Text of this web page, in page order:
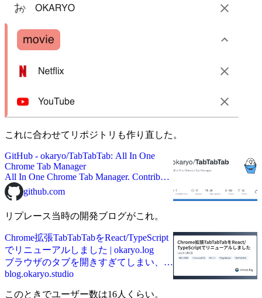
これに合わせてリポジトリも作り直した。
GitHub - okaryo/TabTabTab: All In One
Chrome Tab Manager
All In One Chrome Tab Manager. Contribute
to okaryo/TabTabTab development by
creating an account on GitHub.
github.com
リプレース当時の開発ブログがこれ。
Chrome拡張TabTabTabをReact/TypeScript
でリニューアルしました | okaryo.log
ブラウザのタブを開きすぎてしまい、ど
れがどれだか分からなくなってしまうこ
blog.okaryo.studio
このときでユーザー数は16人くらい。